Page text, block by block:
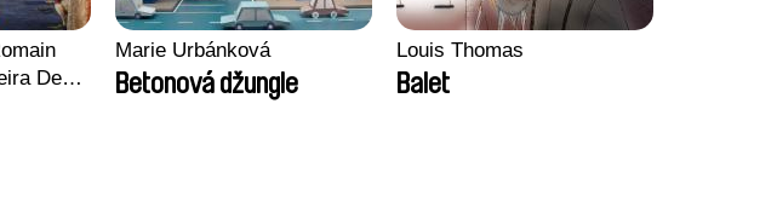
De
Di
Marie Urbánková
Betonová džungle
Louis Thomas
Balet